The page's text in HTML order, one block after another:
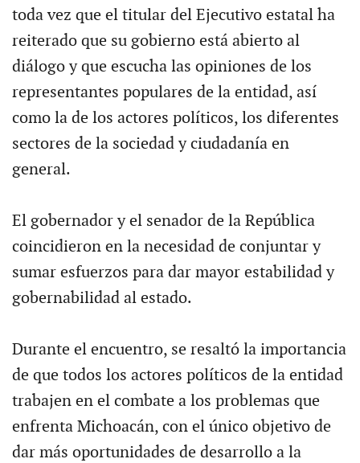
toda vez que el titular del Ejecutivo estatal ha
reiterado que su gobierno está abierto al
diálogo y que escucha las opiniones de los
representantes populares de la entidad, así
como la de los actores políticos, los diferentes
sectores de la sociedad y ciudadanía en
general.
El gobernador y el senador de la República
coincidieron en la necesidad de conjuntar y
sumar esfuerzos para dar mayor estabilidad y
gobernabilidad al estado.
Durante el encuentro, se resaltó la importancia
de que todos los actores políticos de la entidad
trabajen en el combate a los problemas que
enfrenta Michoacán, con el único objetivo de
dar más oportunidades de desarrollo a la